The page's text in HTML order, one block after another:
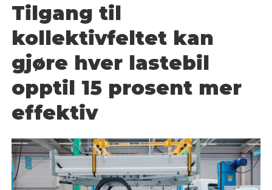
Tilgang til
kollektivfeltet kan
gjøre hver lastebil
opptil 15 prosent mer
effektiv